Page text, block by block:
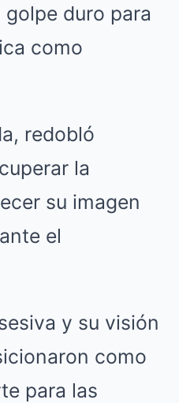
duro para
como
redobló
la
su imagen
el
y su visión
como
para las